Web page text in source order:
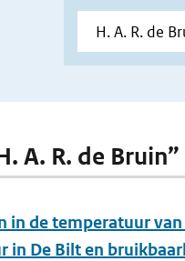
A. R. de Bruin”
in de temperatuur
in De Bilt en